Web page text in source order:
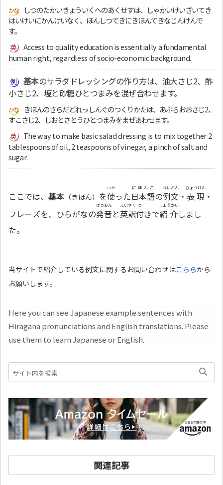
しつのたかいきょういくへのあくせすは、しゃかいけいざいてき
はいけいにかんけいなく、ほんしつてきにきほんてきなじんけんで
す。
Access to quality education is essentially a fundamental
human right, regardless of socio-economic background.
基本のサラダドレッシングの作り方は、油大さじ2、酢
小さじ2、塩と砂糖ひとつまみを混ぜ合わせます。
きほんのさらだどれっしんぐのつくりかたは、あぶらおおさじ2、
すこさじ2、しおとさとうひとつまみをまぜあわせます。
The way to make basic salad dressing is to mix together 2
tablespoons of oil, 2 teaspoons of vinegar, a pinch of salt and
sugar.
ここでは、 基本 （きほん） を使
つか
った日本語
にほんご
の例文
れいぶん
・ 表現
ひょうげん
・
フレーズを、ひらがなの発音
はつおん
と英訳
えいやく
付
つ
きで紹介
しょうかい
しまし
た。
当サイトで紹介している例文に関するお問い合わせはこちらから
お願いします。
Here you can see Japanese example sentences with
Hiragana pronunciations and English translations. Please
use them to learn Japanese or English.
関連記事